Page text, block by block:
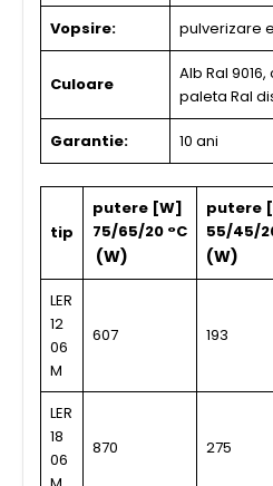
Vopsire: pulverizare
Culoare
Alb Ral
paleta Ral
Garantie: 10 ani
tip
putere [W]
75/65/20 °C
(W)
putere
55/45/
(W)
LER
12
06
M
607 193
LER
18
06
870 275